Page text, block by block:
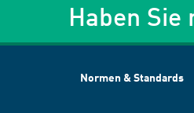
Haben Sie
Normen & Standards